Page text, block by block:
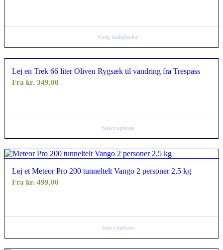
Vælg muligheder
Lej en Trek 66 liter Oliven Rygsæk til vandring fra Trespass
Fra kr. 349,00
Select options
Lej et Meteor Pro 200 tunneltelt Vango 2 personer 2,5 kg
Fra kr. 499,00
Select options